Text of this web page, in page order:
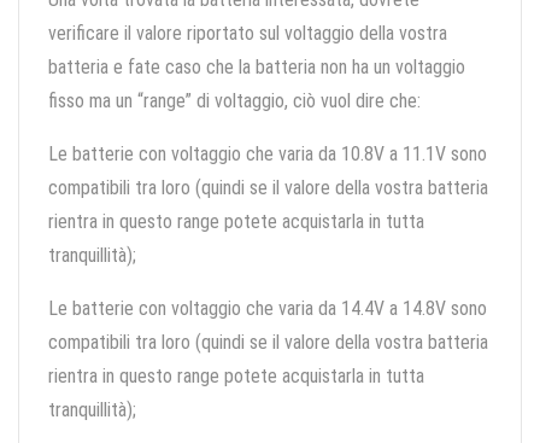
verificare il valore riportato sul voltaggio della vostra
batteria e fate caso che la batteria non ha un voltaggio
fisso ma un “range” di voltaggio, ciò vuol dire che:
Le batterie con voltaggio che varia da 10.8V a 11.1V sono
compatibili tra loro (quindi se il valore della vostra batteria
rientra in questo range potete acquistarla in tutta
tranquillità);
Le batterie con voltaggio che varia da 14.4V a 14.8V sono
compatibili tra loro (quindi se il valore della vostra batteria
rientra in questo range potete acquistarla in tutta
tranquillità);